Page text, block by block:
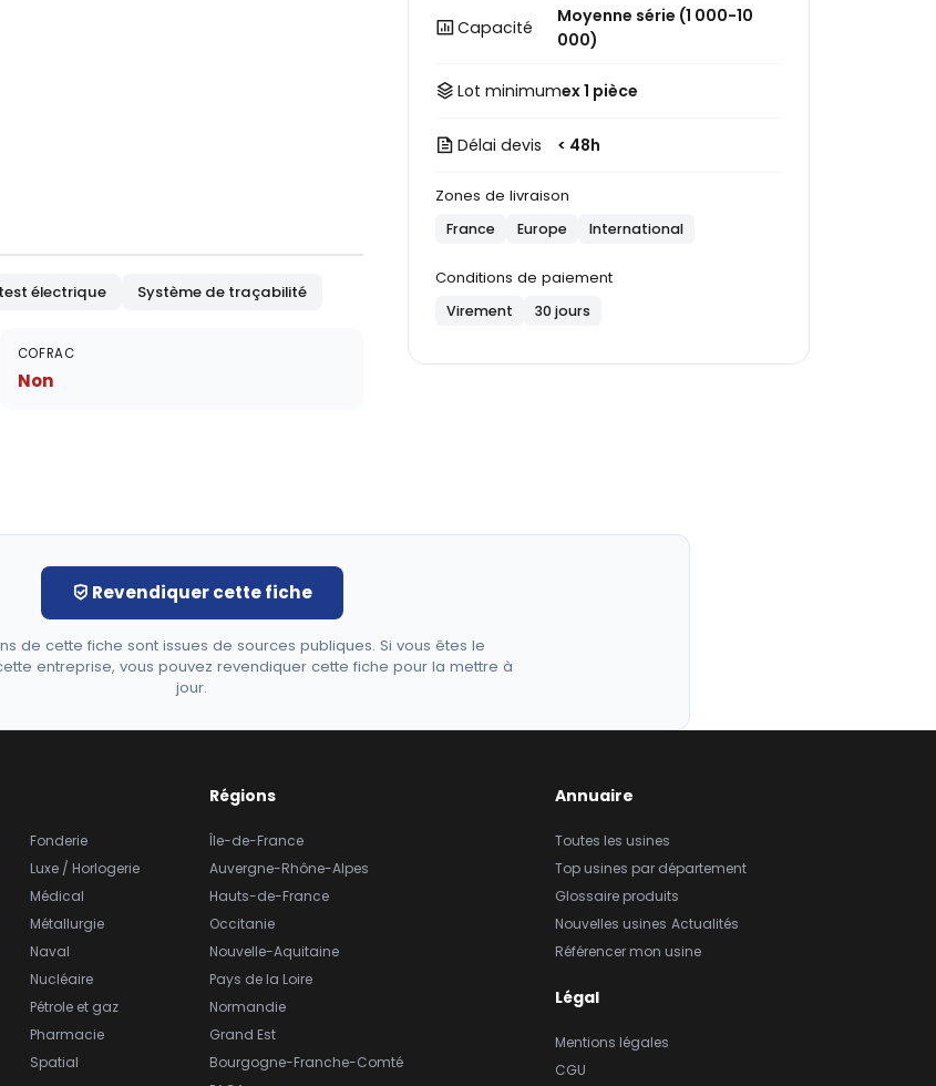
électrique Système de traçabilité
COFRAC
Non
Capacité
Moyenne série (1 000-10
000)
Lot minimumex 1 pièce
Délai devis < 48h
Zones de livraison
France Europe International
Conditions de paiement
Virement 30 jours
Revendiquer cette fiche
de cette fiche sont issues de sources publiques. Si vous êtes le
entreprise, vous pouvez revendiquer cette fiche pour la mettre à
jour.
Fonderie
Luxe / Horlogerie
Médical
Métallurgie
Naval
Nucléaire
Pétrole et gaz
Pharmacie
Spatial
Régions
Île-de-France
Auvergne-Rhône-Alpes
Hauts-de-France
Occitanie
Nouvelle-Aquitaine
Pays de la Loire
Normandie
Grand Est
Bourgogne-Franche-Comté
Annuaire
Toutes les usines
Top usines par département
Glossaire produits
Nouvelles usines Actualités
Référencer mon usine
Légal
Mentions légales
CGU